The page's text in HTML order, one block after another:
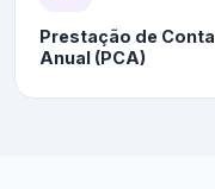
Prestação de Conta
Anual (PCA)